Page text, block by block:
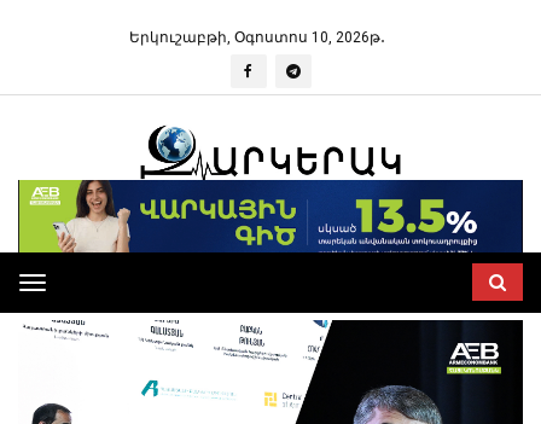
Երկուշաբթի, Օգոստոս 10, 2026թ․
Toggle
navigation